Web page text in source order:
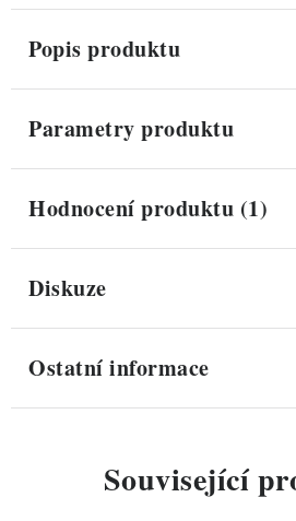
Popis produktu
Parametry produktu
Hodnocení produktu (1)
Diskuze
Ostatní informace
Související